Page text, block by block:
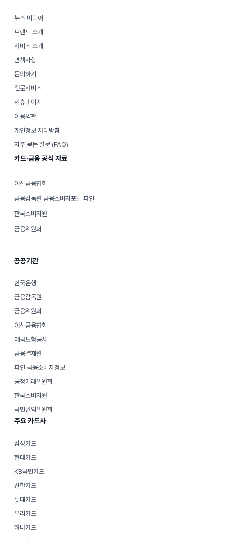
뉴스 미디어
브랜드 소개
서비스 소개
면책사항
문의하기
전문서비스
제휴페이지
이용약관
개인정보 처리방침
자주 묻는 질문 (FAQ)
카드·금융 공식 자료
여신금융협회
금융감독원 금융소비자포털 파인
한국소비자원
금융위원회
공공기관
한국은행
금융감독원
금융위원회
여신금융협회
예금보험공사
금융결제원
파인 금융소비자정보
공정거래위원회
한국소비자원
국민권익위원회
주요 카드사
삼성카드
현대카드
KB국민카드
신한카드
롯데카드
우리카드
하나카드